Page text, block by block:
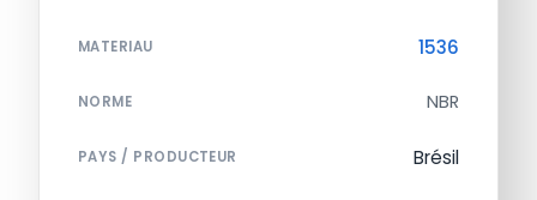
MATERIAU 1536
NORME NBR
PAYS / PRODUCTEUR Brésil